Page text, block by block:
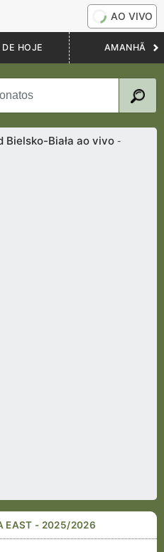
AO VIVO
HOJE AMANHÃ
Bielsko-Biała ao vivo-
EAST - 2025/2026